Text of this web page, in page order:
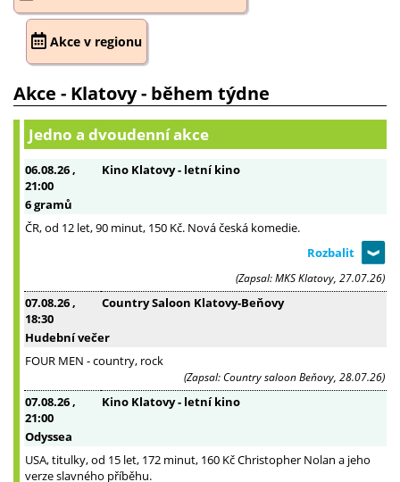
Akce v regionu
Akce - Klatovy - během týdne
Jedno a dvoudenní akce
06.08.26 ,
21:00
Kino Klatovy - letní kino
6 gramů
ČR, od 12 let, 90 minut, 150 Kč. Nová česká komedie.
(Zapsal: MKS Klatovy, 27.07.26)
07.08.26 ,
18:30
Country Saloon Klatovy-Beňovy
Hudební večer
FOUR MEN - country, rock
(Zapsal: Country saloon Beňovy, 28.07.26)
07.08.26 ,
21:00
Kino Klatovy - letní kino
Odyssea
USA, titulky, od 15 let, 172 minut, 160 Kč Christopher Nolan a jeho
verze slavného příběhu.